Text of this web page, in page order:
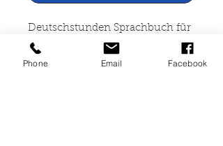
Deutschstunden Sprachbuch für
die Orientierungsstufe 5
Phone Email Facebook